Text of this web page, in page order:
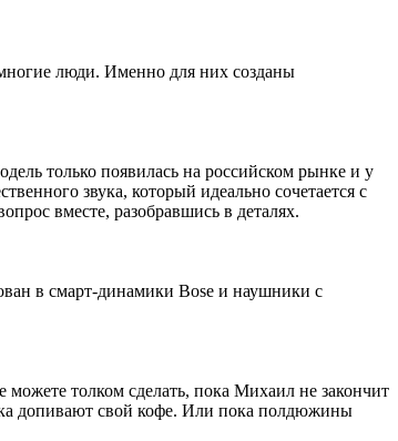
люди. Именно для них созданы
только появилась на российском рынке и у
звука, который идеально сочетается с
вместе, разобравшись в деталях.
в смарт-динамики Bose и наушники с
можете толком сделать, пока Михаил не закончит
допивают свой кофе. Или пока полдюжины